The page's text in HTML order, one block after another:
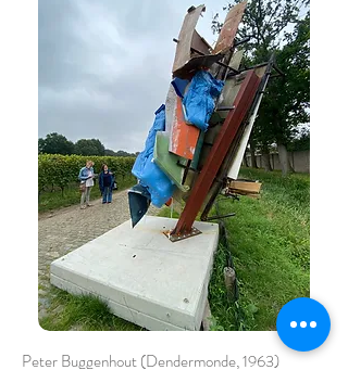
Peter Buggenhout (Dendermonde, 1963)